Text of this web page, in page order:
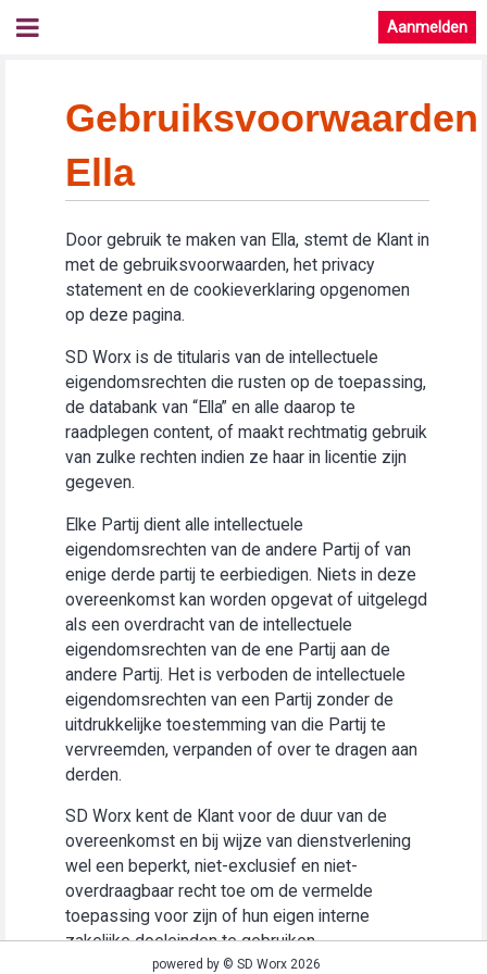
Aanmelden
Gebruiksvoorwaarden
Ella
Door gebruik te maken van Ella, stemt de Klant in
met de gebruiksvoorwaarden, het privacy
statement en de cookieverklaring opgenomen
op deze pagina.
SD Worx is de titularis van de intellectuele
eigendomsrechten die rusten op de toepassing,
de databank van “Ella” en alle daarop te
raadplegen content, of maakt rechtmatig gebruik
van zulke rechten indien ze haar in licentie zijn
gegeven.
Elke Partij dient alle intellectuele
eigendomsrechten van de andere Partij of van
enige derde partij te eerbiedigen. Niets in deze
overeenkomst kan worden opgevat of uitgelegd
als een overdracht van de intellectuele
eigendomsrechten van de ene Partij aan de
andere Partij. Het is verboden de intellectuele
eigendomsrechten van een Partij zonder de
uitdrukkelijke toestemming van die Partij te
vervreemden, verpanden of over te dragen aan
derden.
SD Worx kent de Klant voor de duur van de
overeenkomst en bij wijze van dienstverlening
wel een beperkt, niet-exclusief en niet-
overdraagbaar recht toe om de vermelde
toepassing voor zijn of hun eigen interne
zakelijke doeleinden te gebruiken
(“Gebruiksrecht”).powered by © SD Worx 2026